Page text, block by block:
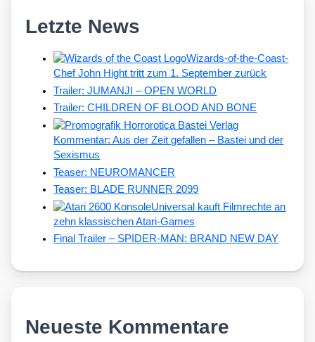
Letzte News
Wizards-of-the-Coast-
Chef John Hight tritt zum 1. September zurück
Trailer: JUMANJI – OPEN WORLD
Trailer: CHILDREN OF BLOOD AND BONE
Kommentar: Aus der Zeit gefallen – Bastei und der
Sexismus
Teaser: NEUROMANCER
Teaser: BLADE RUNNER 2099
Universal kauft Filmrechte an
zehn klassischen Atari-Games
Final Trailer – SPIDER-MAN: BRAND NEW DAY
Neueste Kommentare